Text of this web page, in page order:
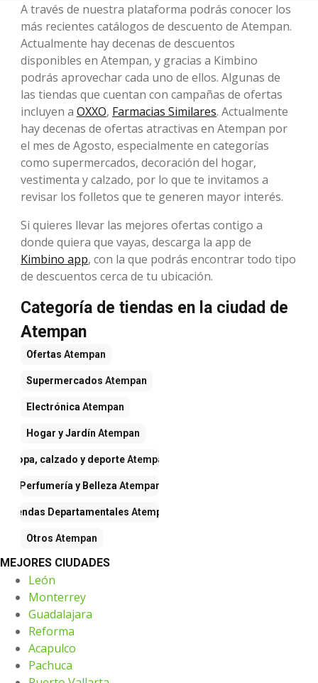
A través de nuestra plataforma podrás conocer los
más recientes catálogos de descuento de Atempan.
Actualmente hay decenas de descuentos
disponibles en Atempan, y gracias a Kimbino
podrás aprovechar cada uno de ellos. Algunas de
las tiendas que cuentan con campañas de ofertas
incluyen a OXXO, Farmacias Similares. Actualmente
hay decenas de ofertas atractivas en Atempan por
el mes de Agosto, especialmente en categorías
como supermercados, decoración del hogar,
vestimenta y calzado, por lo que te invitamos a
revisar los folletos que te generen mayor interés.
Si quieres llevar las mejores ofertas contigo a
donde quiera que vayas, descarga la app de
Kimbino app, con la que podrás encontrar todo tipo
de descuentos cerca de tu ubicación.
Categoría de tiendas en la ciudad de
Atempan
Ofertas Atempan
Supermercados Atempan
Electrónica Atempan
Hogar y Jardín Atempan
Ropa, calzado y deporteAtempan
Perfumería y Belleza Atempan
Tiendas Departamentales Atempan
Otros Atempan
MEJORES CIUDADES
León
Monterrey
Guadalajara
Reforma
Acapulco
Pachuca